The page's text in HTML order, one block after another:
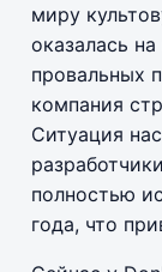
миру
оказалась
провальных
компания
Ситуация
полностью
года, что